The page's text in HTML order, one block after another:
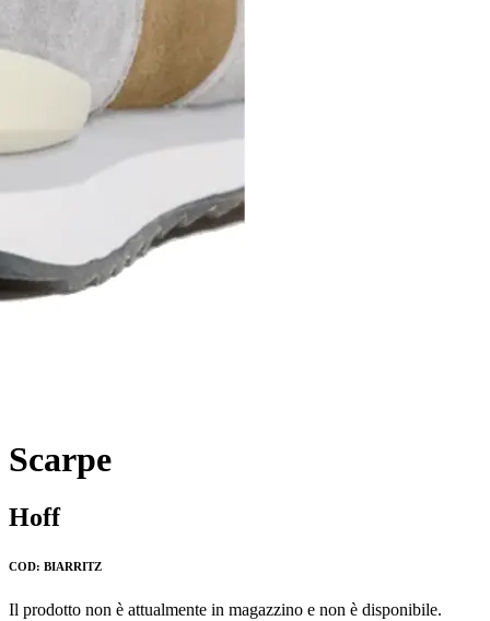
Scarpe
Hoff
COD: BIARRITZ
Il prodotto non è attualmente in magazzino e non è disponibile.